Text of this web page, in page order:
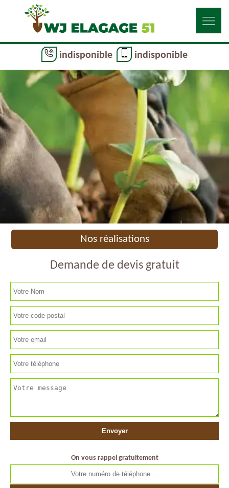
indisponible indisponible
Nos réalisations
Demande de devis gratuit
On vous rappel gratuitement